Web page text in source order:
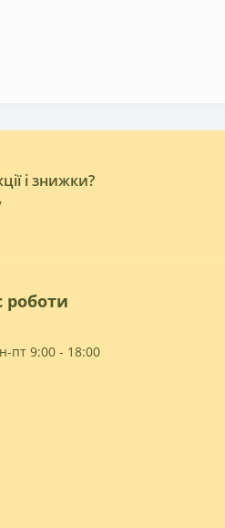
і знижки?
роботи
пт 9:00 - 18:00